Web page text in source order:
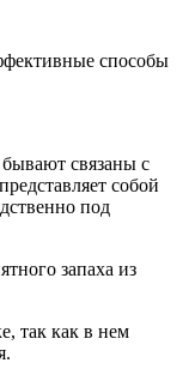
связаны с
собой
под
запаха из
так как в нем